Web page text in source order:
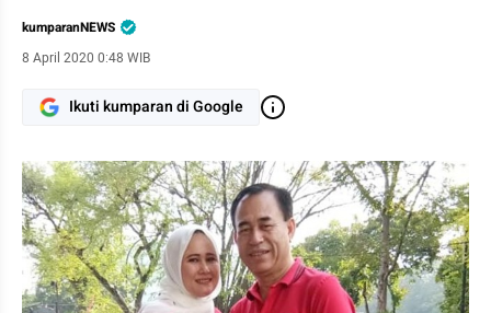
kumparanNEWS
8 April 2020 0:48 WIB
Ikuti kumparan di Google